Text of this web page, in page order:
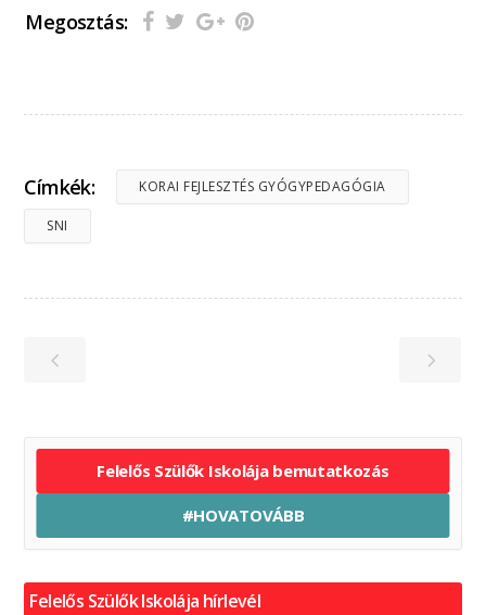
Megosztás:
Címkék: KORAI FEJLESZTÉS GYÓGYPEDAGÓGIA
SNI
Felelős Szülők Iskolája bemutatkozás
#HOVATOVÁBB
Felelős Szülők Iskolája hírlevél